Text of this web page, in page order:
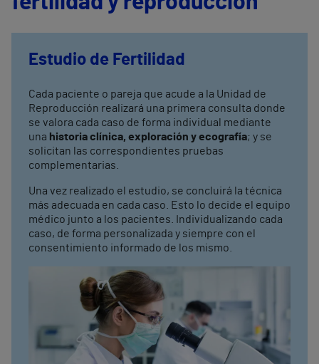
Estudio de Fertilidad
Cada paciente o pareja que acude a la Unidad de
Reproducción realizará una primera consulta donde
se valora cada caso de forma individual mediante
una historia clínica, exploración y ecografía; y se
solicitan las correspondientes pruebas
complementarias.
Una vez realizado el estudio, se concluirá la técnica
más adecuada en cada caso. Esto lo decide el equipo
médico junto a los pacientes. Individualizando cada
caso, de forma personalizada y siempre con el
consentimiento informado de los mismo.